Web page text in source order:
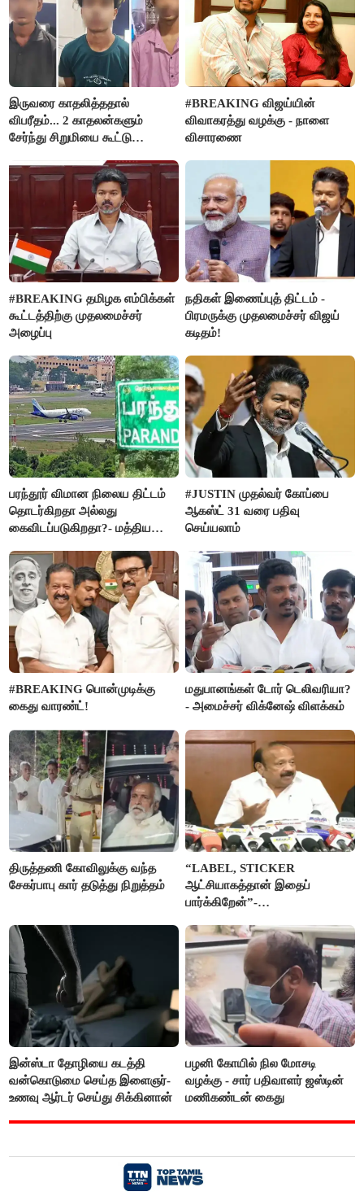
இருவரை காதலித்ததால்
விபரீதம்... 2 காதலன்களும்
சேர்ந்து சிறுமியை கூட்டு
செய்த கொடூரம்
#BREAKING விஜய்யின்
விவாகரத்து வழக்கு - நாளை
விசாரணை
#BREAKING தமிழக எம்பிக்கள்
கூட்டத்திற்கு முதலமைச்சர்
அழைப்பு
நதிகள் இணைப்புத் திட்டம் -
பிரமருக்கு முதலமைச்சர் விஜய்
கடிதம்!
பரந்தூர் விமான நிலைய திட்டம்
தொடர்கிறதா அல்லது
கைவிடப்படுகிறதா?- மத்திய
#JUSTIN முதல்வர் கோப்பை
ஆகஸ்ட் 31 வரை பதிவு
செய்யலாம்
#BREAKING பொன்முடிக்கு
கைது வாரண்ட்!
மதுபானங்கள் டோர் டெலிவரியா?
- அமைச்சர் விக்னேஷ் விளக்கம்
திருத்தணி கோவிலுக்கு வந்த
சேகர்பாபு கார் தடுத்து நிறுத்தம்
“LABEL, STICKER
ஆட்சியாகத்தான் இதைப்
பார்க்கிறேன்”-
இன்ஸ்டா தோழியை கடத்தி
வன்கொடுமை செய்த இளைஞர்-
உணவு ஆர்டர் செய்து சிக்கினான்
பழனி கோயில் நில மோசடி
வழக்கு - சார் பதிவாளர் ஜஸ்டின்
மணிகண்டன் கைது